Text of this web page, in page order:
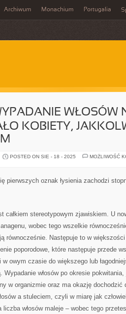
Archiwum Monachium Portugalia
WŁOSÓW
KOBIETY,
POSTED ON SIE - 18 - 2025
MOŻLIWOŚĆ
pierwszych oznak łysienia zachodzi
całkiem stereotypowym zjawiskiem. U
wobec tego wszelkie
równocześnie. Następuje to w
poporodowe, które następuje przede
owym czasie do większego lub
Wypadanie włosów po okresie
w organizmie oraz ma okazję dochodzić
a stuleciem, czyli w miarę jak
liczba włosów maleje – wobec tego